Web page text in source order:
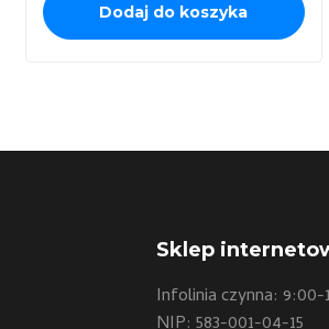
Dodaj do koszyka
Sklep
Infolinia czynna: 9:00-